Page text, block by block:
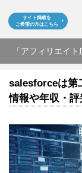
サイト掲載を
ご希望の方はこちら
「アフィリエイ
salesforceは第
情報や年収・